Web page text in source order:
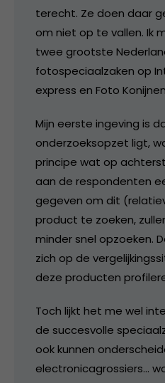
terecht. Ze doen daar
om niet op te vallen. Ik
twee grootste
fotospeciaalzaken op
express en Foto
Mijn eerste ingeving is
onderzoeksopzet ligt,
principe wat op
aan de respondenten
gegeven om dit
product te zoeken,
minder snel opzoeken.
zich op de
deze producten
Toch lijkt het me wel
de succesvolle
ook kunnen
electronicagrossiers…